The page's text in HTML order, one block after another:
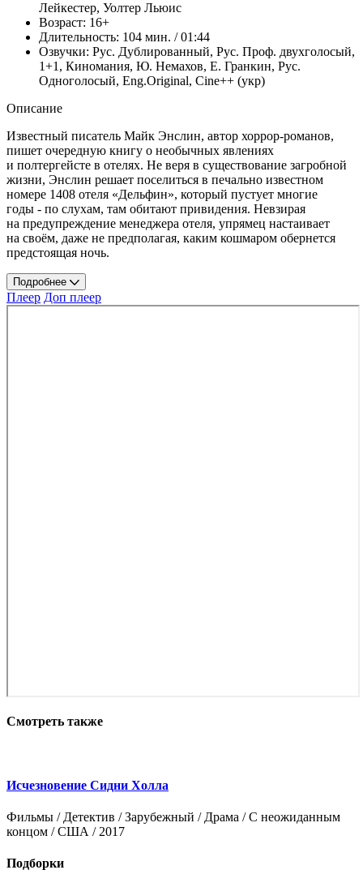
Лейкестер, Уолтер Льюис
Возраст: 16+
Длительность: 104 мин. / 01:44
Озвучки: Рус. Дублированный, Рус. Проф. двухголосый,
1+1, Киномания, Ю. Немахов, Е. Гранкин, Рус.
Одноголосый, Eng.Original, Cine++ (укр)
Описание
Известный писатель Майк Энслин, автор хоррор-романов,
пишет очередную книгу о необычных явлениях
и полтергейсте в отелях. Не веря в существование загробной
жизни, Энслин решает поселиться в печально известном
номере 1408 отеля «Дельфин», который пустует многие
годы - по слухам, там обитают привидения. Невзирая
на предупреждение менеджера отеля, упрямец настаивает
на своём, даже не предполагая, каким кошмаром обернется
предстоящая ночь.
Подробнее
Плеер Доп плеер
Смотреть также
Исчезновение Сидни Холла
Фильмы / Детектив / Зарубежный / Драма / С неожиданным
концом / США / 2017
Подборки